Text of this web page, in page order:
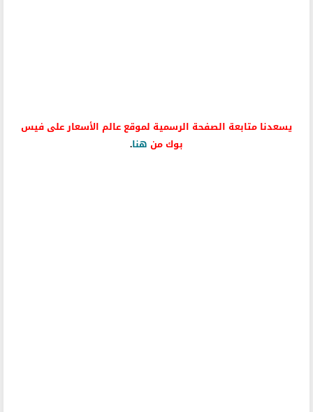
يسعدنا متابعة الصفحة الرسمية لموقع عالم الأسعار على فيس
بوك من هنا.